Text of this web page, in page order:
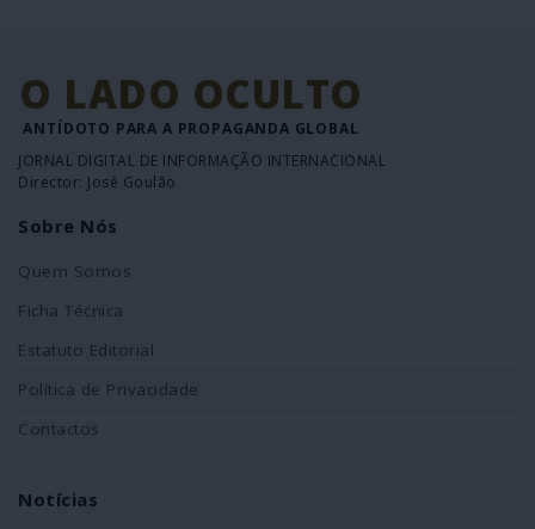
O LADO OCULTO
ANTÍDOTO PARA A PROPAGANDA GLOBAL
JORNAL DIGITAL DE INFORMAÇÃO INTERNACIONAL
Director: José Goulão
Sobre Nós
Quem Somos
Ficha Técnica
Estatuto Editorial
Política de Privacidade
Contactos
Notícias